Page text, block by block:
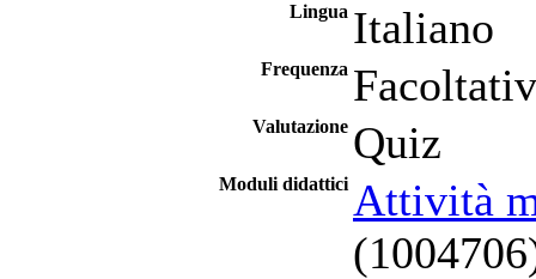
Lingua Italiano
Frequenza
Valutazione Quiz
Moduli didattici Attività